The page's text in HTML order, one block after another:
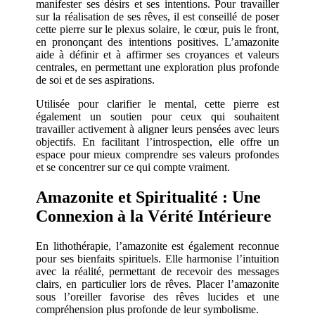
manifester ses désirs et ses intentions. Pour travailler
sur la réalisation de ses rêves, il est conseillé de poser
cette pierre sur le plexus solaire, le cœur, puis le front,
en prononçant des intentions positives. L’amazonite
aide à définir et à affirmer ses croyances et valeurs
centrales, en permettant une exploration plus profonde
de soi et de ses aspirations.
Utilisée pour clarifier le mental, cette pierre est
également un soutien pour ceux qui souhaitent
travailler activement à aligner leurs pensées avec leurs
objectifs. En facilitant l’introspection, elle offre un
espace pour mieux comprendre ses valeurs profondes
et se concentrer sur ce qui compte vraiment.
Amazonite et Spiritualité : Une
Connexion à la Vérité Intérieure
En lithothérapie, l’amazonite est également reconnue
pour ses bienfaits spirituels. Elle harmonise l’intuition
avec la réalité, permettant de recevoir des messages
clairs, en particulier lors de rêves. Placer l’amazonite
sous l’oreiller favorise des rêves lucides et une
compréhension plus profonde de leur symbolisme.